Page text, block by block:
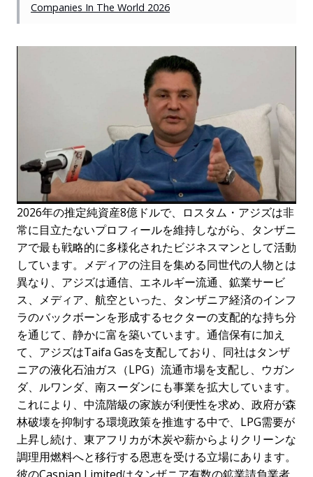
Companies In The World 2026
2026年の推定純資産8億ドルで、ロスタム・アジズは非
常に目立たないプロフィールを維持しながら、タンザニ
アで最も戦略的に多様化されたビジネスマンとして活動
しています。メディアの注目を集める同世代の人物とは
異なり、アジズは通信、エネルギー流通、鉱業サービ
ス、メディア、航空といった、タンザニア経済のインフ
ラのバックボーンを形成するセクターの支配的な持ち分
を通じて、静かに富を築いています。通信保有に加え
て、アジズはTaifa Gasを支配しており、同社はタンザ
ニアの液化石油ガス（LPG）流通市場を支配し、ウガン
ダ、ルワンダ、南スーダンにも事業を拡大しています。
これにより、中流階級の家族が利便性を求め、政府が森
林破壊を抑制する環境政策を推進する中で、LPG需要が
上昇し続け、東アフリカが木炭や薪からよりクリーンな
調理用燃料へと移行する恩恵を受ける立場にあります。